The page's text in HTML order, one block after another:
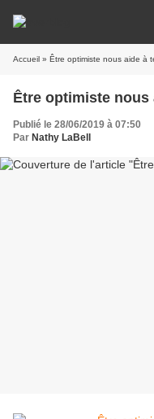
Accueil » Être optimiste nous aide à
Être optimiste nous
Publié le 28/06/2019 à 07:50
Par Nathy LaBell